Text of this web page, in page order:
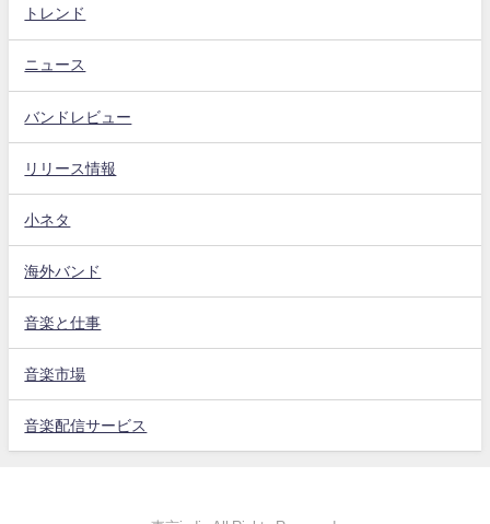
トレンド
ニュース
バンドレビュー
リリース情報
小ネタ
海外バンド
音楽と仕事
音楽市場
音楽配信サービス